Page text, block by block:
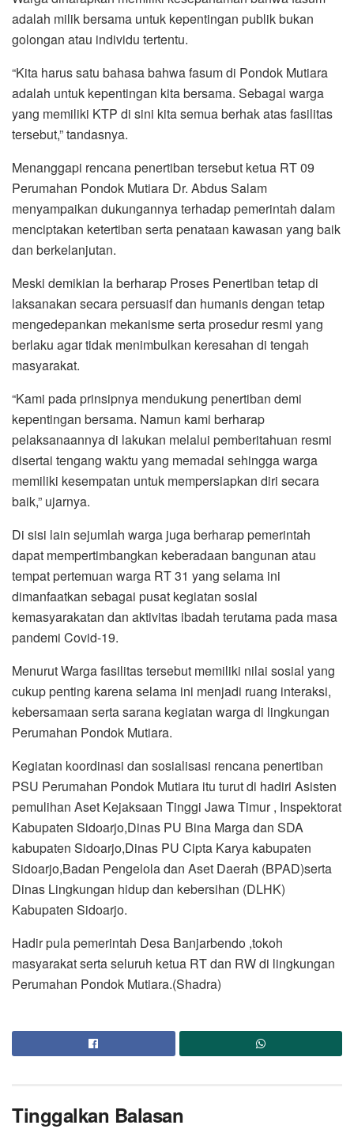
adalah milik bersama untuk kepentingan publik bukan
golongan atau individu tertentu.
“Kita harus satu bahasa bahwa fasum di Pondok Mutiara
adalah untuk kepentingan kita bersama. Sebagai warga
yang memiliki KTP di sini kita semua berhak atas fasilitas
tersebut,” tandasnya.
Menanggapi rencana penertiban tersebut ketua RT 09
Perumahan Pondok Mutiara Dr. Abdus Salam
menyampaikan dukungannya terhadap pemerintah dalam
menciptakan ketertiban serta penataan kawasan yang baik
dan berkelanjutan.
Meski demikian Ia berharap Proses Penertiban tetap di
laksanakan secara persuasif dan humanis dengan tetap
mengedepankan mekanisme serta prosedur resmi yang
berlaku agar tidak menimbulkan keresahan di tengah
masyarakat.
“Kami pada prinsipnya mendukung penertiban demi
kepentingan bersama. Namun kami berharap
pelaksanaannya di lakukan melalui pemberitahuan resmi
disertai tengang waktu yang memadai sehingga warga
memiliki kesempatan untuk mempersiapkan diri secara
baik,” ujarnya.
Di sisi lain sejumlah warga juga berharap pemerintah
dapat mempertimbangkan keberadaan bangunan atau
tempat pertemuan warga RT 31 yang selama ini
dimanfaatkan sebagai pusat kegiatan sosial
kemasyarakatan dan aktivitas ibadah terutama pada masa
pandemi Covid-19.
Menurut Warga fasilitas tersebut memiliki nilai sosial yang
cukup penting karena selama ini menjadi ruang interaksi,
kebersamaan serta sarana kegiatan warga di lingkungan
Perumahan Pondok Mutiara.
Kegiatan koordinasi dan sosialisasi rencana penertiban
PSU Perumahan Pondok Mutiara itu turut di hadiri Asisten
pemulihan Aset Kejaksaan Tinggi Jawa Timur , Inspektorat
Kabupaten Sidoarjo,Dinas PU Bina Marga dan SDA
kabupaten Sidoarjo,Dinas PU Cipta Karya kabupaten
Sidoarjo,Badan Pengelola dan Aset Daerah (BPAD)serta
Dinas Lingkungan hidup dan kebersihan (DLHK)
Kabupaten Sidoarjo.
Hadir pula pemerintah Desa Banjarbendo ,tokoh
masyarakat serta seluruh ketua RT dan RW di lingkungan
Perumahan Pondok Mutiara.(Shadra)
Tinggalkan Balasan